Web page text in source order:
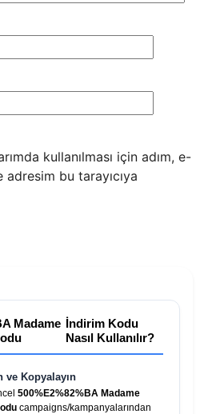
kullanılması için adım, e-
bu tarayıcıya
Madame İndirim Kodu
Nasıl Kullanılır?
ve Kopyalayın
500%E2%82%BA Madame
campaigns/kampanyalarından